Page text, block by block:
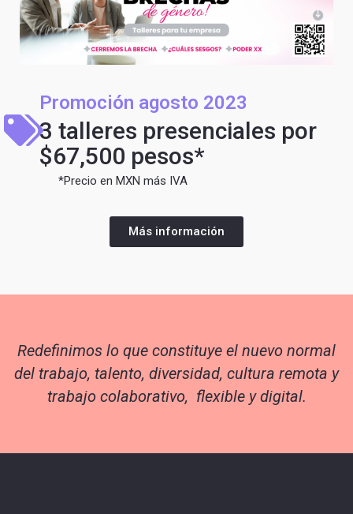
Promoción agosto 2023
3 talleres presenciales por
$67,500 pesos*
*Precio en MXN más IVA
Más información
Redefinimos lo que constituye el nuevo normal
del trabajo, talento, diversidad, cultura remota y
trabajo colaborativo, flexible y digital.